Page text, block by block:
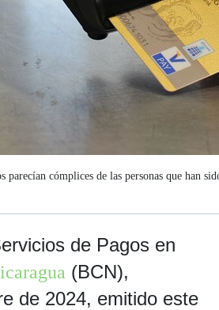
cómplices de las personas que han
de Pagos en
(BCN),
de 2024, emitido este